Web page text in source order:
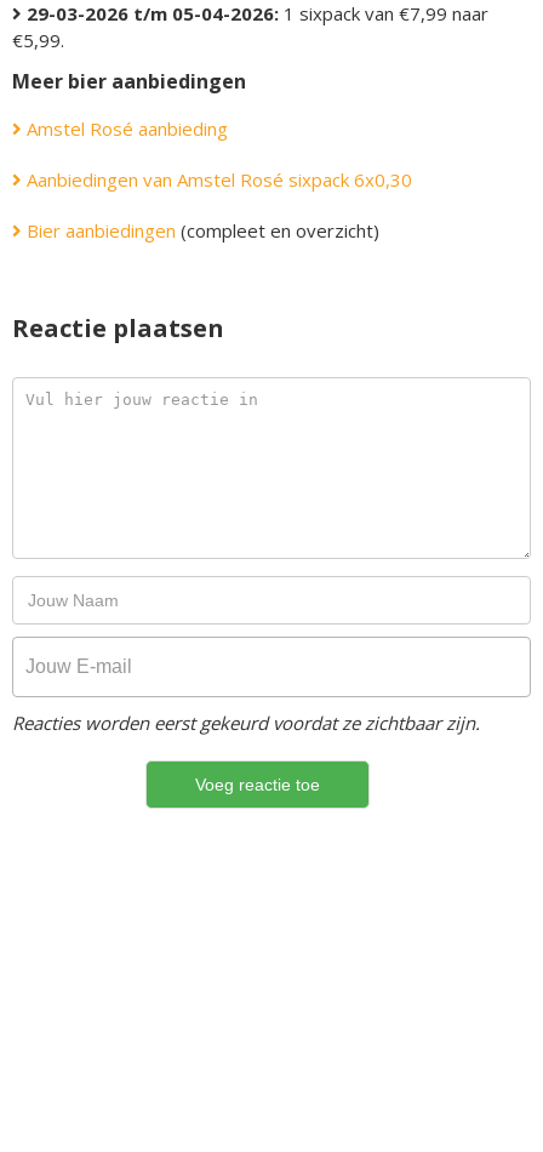
29-03-2026 t/m 05-04-2026: 1 sixpack van €7,99 naar
€5,99.
Meer bier aanbiedingen
Amstel Rosé aanbieding
Aanbiedingen van Amstel Rosé sixpack 6x0,30
Bier aanbiedingen (compleet en overzicht)
Reactie plaatsen
Reacties worden eerst gekeurd voordat ze zichtbaar zijn.